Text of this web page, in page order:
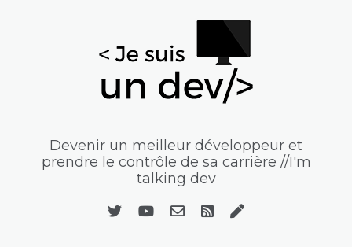
Devenir un meilleur développeur et
prendre le contrôle de sa carrière //I'm
talking dev